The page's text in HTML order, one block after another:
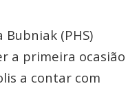
(PHS)
a primeira ocasião
a contar com